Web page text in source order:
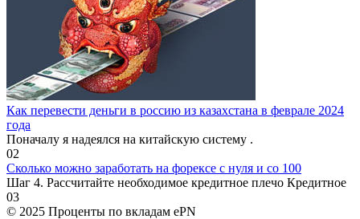
Как перевести деньги в россию из казахстана в феврале 2024
года
Поначалу я надеялся на китайскую систему .
02
Сколько можно заработать на форексе с нуля и со 100
Шаг 4. Рассчитайте необходимое кредитное плечо Кредитное
03
© 2025 Проценты по вкладам ePN